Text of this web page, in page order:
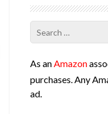
As anAmazon
purchases. Any
ad.